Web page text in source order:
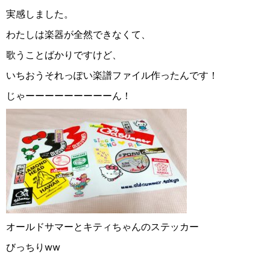
実感しました。
わたしは楽器が全然できなくて、
歌うことばかりですけど、
いちおうそれっぽい楽譜ファイル作ったんです！
じゃーーーーーーーーーん！
オールドサマーとキティちゃんのステッカー
びっちりww